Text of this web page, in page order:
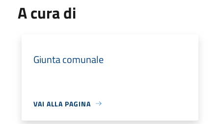
A cura di
Giunta comunale
VAI ALLA PAGINA